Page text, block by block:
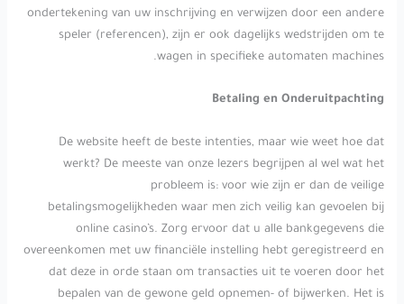
ondertekening van uw inschrijving en verwijzen door een andere
speler (referencen), zijn er ook dagelijks wedstrijden om te
wagen in specifieke automaten machines.
Betaling en Onderuitpachting
De website heeft de beste intenties, maar wie weet hoe dat
werkt? De meeste van onze lezers begrijpen al wel wat het
probleem is: voor wie zijn er dan de veilige
betalingsmogelijkheden waar men zich veilig kan gevoelen bij
online casino’s. Zorg ervoor dat u alle bankgegevens die
overeenkomen met uw financiële instelling hebt geregistreerd en
dat deze in orde staan om transacties uit te voeren door het
bepalen van de gewone geld opnemen- of bijwerken. Het is